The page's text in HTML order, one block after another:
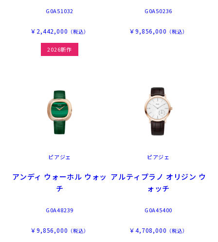
G0A51032
￥2,442,000 （税込）
2026新作
G0A50236
￥9,856,000 （税込）
ピアジェ
アンディ ウォーホル ウォッ
チ
G0A48239
￥9,856,000 （税込）
ピアジェ
アルティプラノ オリジン ウ
ォッチ
G0A45400
￥4,708,000 （税込）